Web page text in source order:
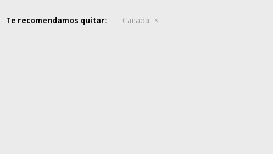
Te recomendamos quitar: Canada